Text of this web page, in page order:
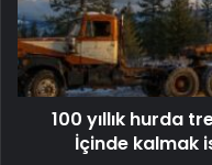
100 yıllık hurda
İçinde kalmak